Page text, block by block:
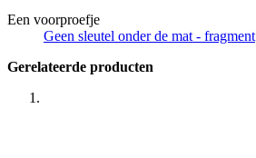
Een voorproefje
Geen sleutel onder de mat - fragment
Gerelateerde producten